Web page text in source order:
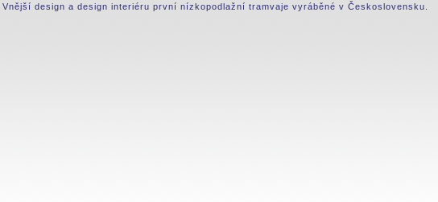
Vnější design a design interiéru první nízkopodlažní tramvaje vyráběné v Československu.